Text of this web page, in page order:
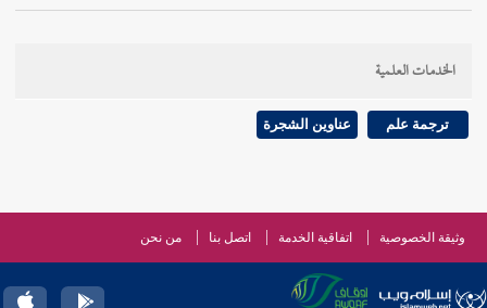
الخدمات العلمية
ترجمة علم عناوين الشجرة
وثيقة الخصوصية اتفاقية الخدمة اتصل بنا من نحن